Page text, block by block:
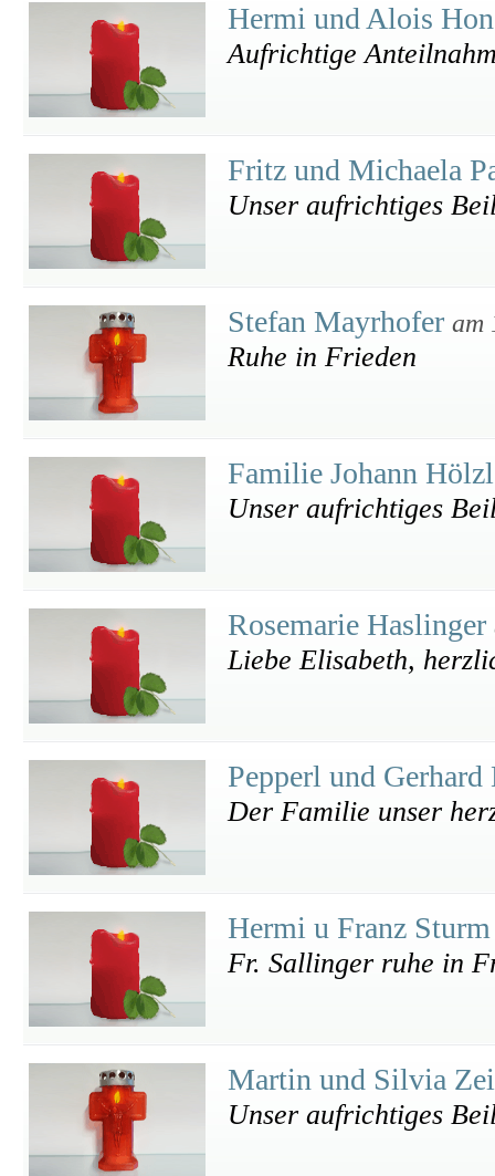
Hermi und Alois
Aufrichtige
Fritz und Michaela
Unser aufrichtiges
Stefan Mayrhofer am
Ruhe in Frieden
Familie Johann
Unser aufrichtiges
Rosemarie Haslinger
Liebe Elisabeth,
Pepperl und
Der Familie unser
Hermi u Franz
Fr. Sallinger ruhe in
Martin und Silvia
Unser aufrichtiges